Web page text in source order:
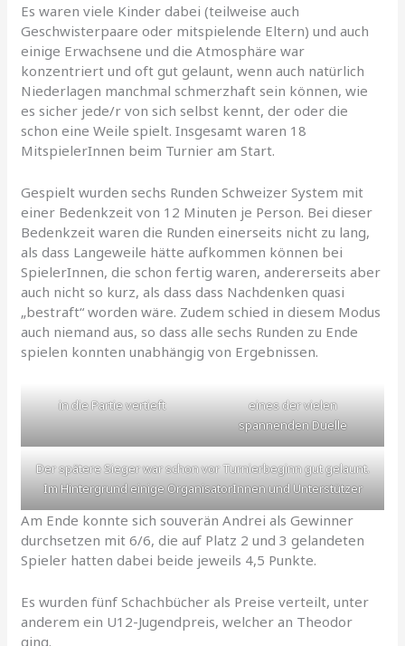
Es waren viele Kinder dabei (teilweise auch
Geschwisterpaare oder mitspielende Eltern) und auch
einige Erwachsene und die Atmosphäre war
konzentriert und oft gut gelaunt, wenn auch natürlich
Niederlagen manchmal schmerzhaft sein können, wie
es sicher jede/r von sich selbst kennt, der oder die
schon eine Weile spielt. Insgesamt waren 18
MitspielerInnen beim Turnier am Start.
Gespielt wurden sechs Runden Schweizer System mit
einer Bedenkzeit von 12 Minuten je Person. Bei dieser
Bedenkzeit waren die Runden einerseits nicht zu lang,
als dass Langeweile hätte aufkommen können bei
SpielerInnen, die schon fertig waren, andererseits aber
auch nicht so kurz, als dass dass Nachdenken quasi
„bestraft“ worden wäre. Zudem schied in diesem Modus
auch niemand aus, so dass alle sechs Runden zu Ende
spielen konnten unabhängig von Ergebnissen.
in die Partie vertieft
eines der vielen
spannenden Duelle
Der spätere Sieger war schon vor Turnierbeginn gut gelaunt.
Im Hintergrund einige OrganisatorInnen und Unterstützer
Am Ende konnte sich souverän Andrei als Gewinner
durchsetzen mit 6/6, die auf Platz 2 und 3 gelandeten
Spieler hatten dabei beide jeweils 4,5 Punkte.
Es wurden fünf Schachbücher als Preise verteilt, unter
anderem ein U12-Jugendpreis, welcher an Theodor
ging.